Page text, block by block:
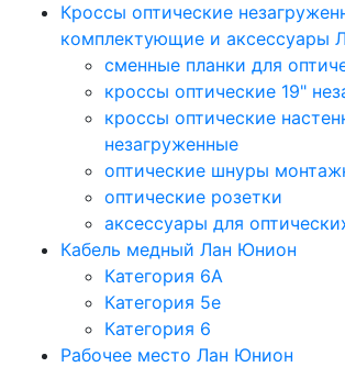
Кроссы оптические
комплектующие и аксессуары
сменные планки для
кроссы оптические 19"
кроссы оптические
незагруженные
оптические шнуры
оптические розетки
аксессуары для
Кабель медный Лан Юнион
Категория 6A
Категория 5e
Категория 6
Рабочее место Лан Юнион